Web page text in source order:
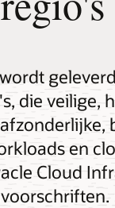
die veilige,
en
Cloud